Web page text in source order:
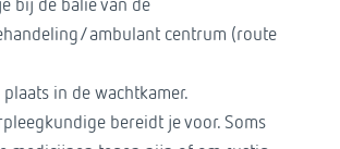
bij de balie van de
ambulant centrum (route
plaats in de wachtkamer.
bereidt je voor. Soms